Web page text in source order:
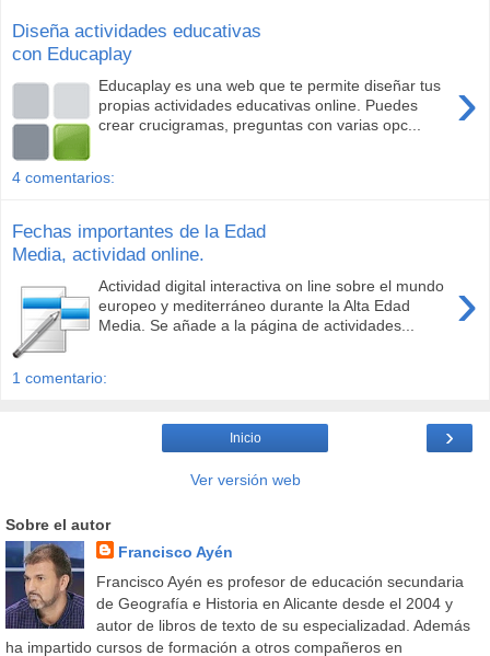
Diseña actividades educativas
con Educaplay
›
Educaplay es una web que te permite diseñar tus
propias actividades educativas online. Puedes
crear crucigramas, preguntas con varias opc...
4 comentarios:
Fechas importantes de la Edad
Media, actividad online.
›
Actividad digital interactiva on line sobre el mundo
europeo y mediterráneo durante la Alta Edad
Media. Se añade a la página de actividades...
1 comentario:
›
Inicio
Ver versión web
Sobre el autor
Francisco Ayén
Francisco Ayén es profesor de educación secundaria
de Geografía e Historia en Alicante desde el 2004 y
autor de libros de texto de su especializadad. Además
ha impartido cursos de formación a otros compañeros en